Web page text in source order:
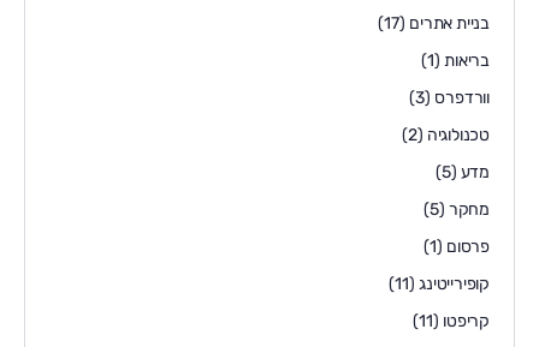
בניית אתרים (17)
בריאות(1)
וורדפרס (3)
טכנולוגיה (2)
מדע (5)
מחקר (5)
פרסום (1)
קופירייטינג(11)
קריפטו (11)